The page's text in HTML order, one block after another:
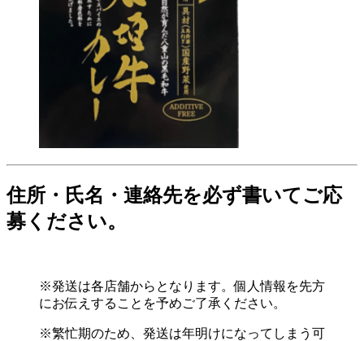
住所・氏名・連絡先を必ず書いてご応
募ください。
※発送は各店舗からとなります。個人情報を先方
にお伝えすることを予めご了承ください。
※繁忙期のため、発送は年明けになってしまう可